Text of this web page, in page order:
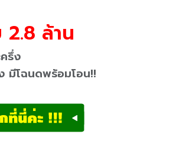
2.8 ล้าน
รึ่ง
มีโฉนดพร้อมโอน!!